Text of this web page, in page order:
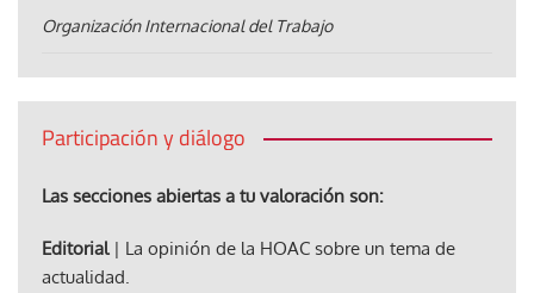
Organización Internacional del Trabajo
Participación y diálogo
Las secciones abiertas a tu valoración son:
Editorial| La opinión de la HOAC sobre un tema de
actualidad.